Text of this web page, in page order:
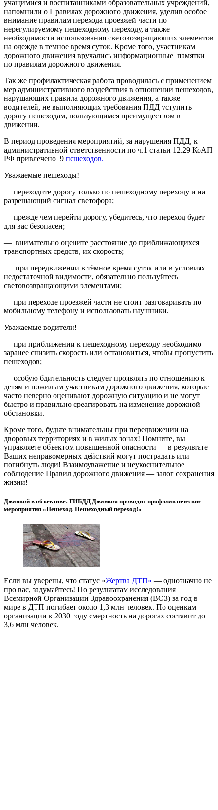
учащимися и воспитанниками образовательных учреждений,
напомнили о Правилах дорожного движения, уделив особое
внимание правилам перехода проезжей части по
нерегулируемому пешеходному переходу, а также
необходимости использования световозвращаюших элементов
на одежде в темное время суток. Кроме того, участникам
дорожного движения вручались информационные памятки
по правилам дорожного движения.
Так же профилактическая работа проводилась с применением
мер административного воздействия в отношении пешеходов,
нарушающих правила дорожного движения, а также
водителей, не выполняющих требования ПДД уступить
дорогу пешеходам, пользующимся преимуществом в
движении.
В период проведения мероприятий, за нарушения ПДД, к
административной ответственности по ч.1 статьи 12.29 КоАП
РФ привлечено 9 пешеходов.
Уважаемые пешеходы!
— переходите дорогу только по пешеходному переходу и на
разрешающий сигнал светофора;
— прежде чем перейти дорогу, убедитесь, что переход будет
для вас безопасен;
— внимательно оцените расстояние до приближающихся
транспортных средств, их скорость;
— при передвижении в тёмное время суток или в условиях
недостаточной видимости, обязательно пользуйтесь
световозвращающими элементами;
— при переходе проезжей части не стоит разговаривать по
мобильному телефону и использовать наушники.
Уважаемые водители!
— при приближении к пешеходному переходу необходимо
заранее снизить скорость или остановиться, чтобы пропустить
пешеходов;
— особую бдительность следует проявлять по отношению к
детям и пожилым участникам дорожного движения, которые
часто неверно оценивают дорожную ситуацию и не могут
быстро и правильно среагировать на изменение дорожной
обстановки.
Кроме того, будьте внимательны при передвижении на
дворовых территориях и в жилых зонах! Помните, вы
управляете объектом повышенной опасности — в результате
Ваших неправомерных действий могут пострадать или
погибнуть люди! Взаимоуважение и неукоснительное
соблюдение Правил дорожного движения — залог сохранения
жизни!
Джанкой в объективе: ГИБДД Джанкоя проводит профилактические
мероприятия «Пешеход. Пешеходный переход!»
Если вы уверены, что статус «Жертва ДТП» — однозначно не
про вас, задумайтесь! По результатам исследования
Всемирной Организации Здравоохранения (ВОЗ) за год в
мире в ДТП погибает около 1,3 млн человек. По оценкам
организации к 2030 году смертность на дорогах составит до
3,6 млн человек.